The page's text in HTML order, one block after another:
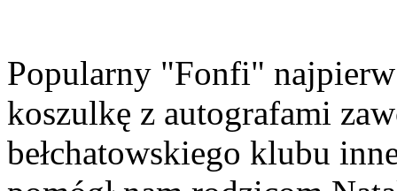
Popularny "Fonfi" najpierw
koszulkę z autografami
bełchatowskiego klubu